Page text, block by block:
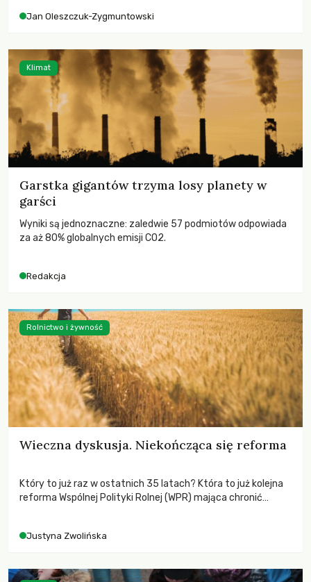
Jan Oleszczuk-Zygmuntowski
Garstka gigantów trzyma losy planety w
garści
Wyniki są jednoznaczne: zaledwie 57 podmiotów odpowiada
za aż 80% globalnych emisji CO2.
Redakcja
Klimat
Wieczna dyskusja. Niekończąca się reforma
Który to już raz w ostatnich 35 latach? Która to już kolejna
reforma Wspólnej Polityki Rolnej (WPR) mająca chronić
Justyna Zwolińska
Rolnictwo i żywność